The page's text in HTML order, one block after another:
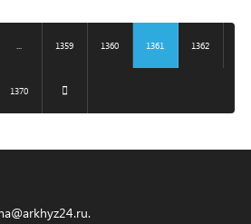
1359 1360 1361 1362
1370
.